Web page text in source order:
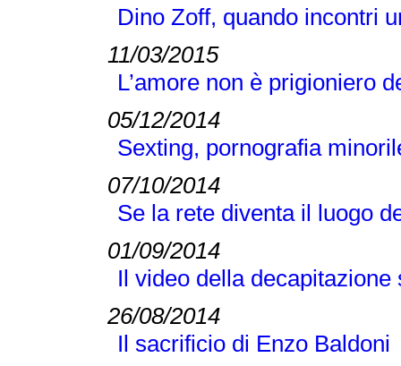
Dino Zoff, quando incontri
11/03/2015
L’amore non è prigioniero
05/12/2014
Sexting, pornografia
07/10/2014
Se la rete diventa il luogo
01/09/2014
Il video della
26/08/2014
Il sacrificio di Enzo Baldoni